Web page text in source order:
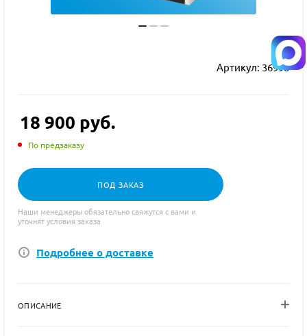
Артикул: 36998
18 900 руб.
По предзаказу
ПОД ЗАКАЗ
Наши менеджеры обязательно свяжутся с вами и
уточнят условия заказа
Подробнее о доставке
ОПИСАНИЕ